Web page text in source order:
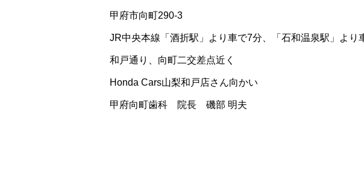
甲府市向町290-3
JR中央本線「酒折駅」より車で7分、「石和温泉駅」より
和戸通り、向町二交差点近く
Honda Cars山梨和戸店さん向かい
甲府向町歯科 院長 磯部 明夫